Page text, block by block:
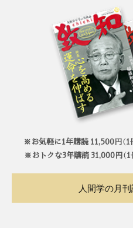
※お気軽に1年購読 11,500円（
※おトクな3年購読 31,000円（
人間学の月